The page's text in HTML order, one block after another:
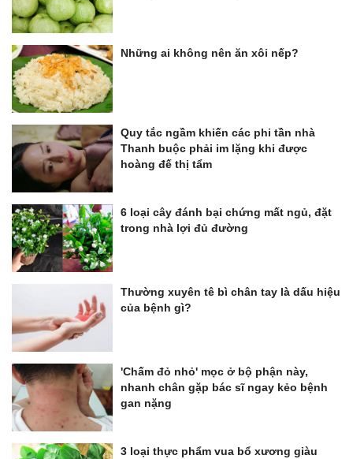
Những ai không nên ăn xôi nếp?
Quy tắc ngầm khiến các phi tần nhà
Thanh buộc phải im lặng khi được
hoàng đế thị tẩm
6 loại cây đánh bại chứng mất ngủ, đặt
trong nhà lợi đủ đường
Thường xuyên tê bì chân tay là dấu hiệu
của bệnh gì?
'Chấm đỏ nhỏ' mọc ở bộ phận này,
nhanh chân gặp bác sĩ ngay kẻo bệnh
gan nặng
3 loại thực phẩm vua bổ xương giàu